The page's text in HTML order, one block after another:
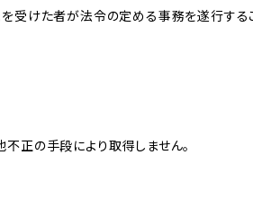
を受けた者が法令の定める事務を遂行す
正の手段により取得しません。